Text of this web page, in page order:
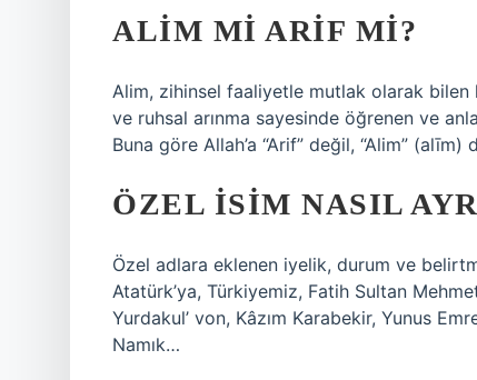
ALIM MI ARIF MI?
Alim, zihinsel faaliyetle mutlak olarak
ve ruhsal arınma sayesinde öğrenen ve
Buna göre Allah’a “Arif” değil, “Alim”
ÖZEL ISIM NASIL
Özel adlara eklenen iyelik, durum ve
Atatürk’ya, Türkiyemiz, Fatih Sultan
Yurdakul’ von, Kâzım Karabekir, Yunus
Namık…